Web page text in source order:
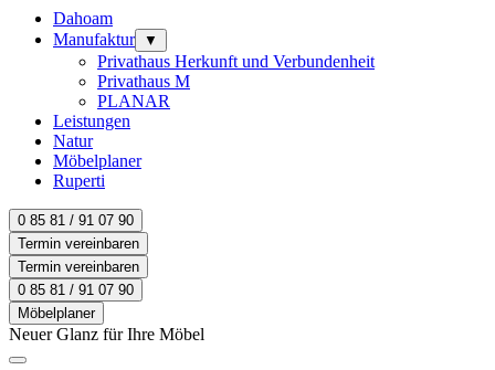
Dahoam
Manufaktur
▼
Privathaus Herkunft und Verbundenheit
Privathaus M
PLANAR
Leistungen
Natur
Möbelplaner
Ruperti
0 85 81 / 91 07 90
Termin vereinbaren
Termin vereinbaren
0 85 81 / 91 07 90
Möbelplaner
Neuer Glanz für Ihre Möbel